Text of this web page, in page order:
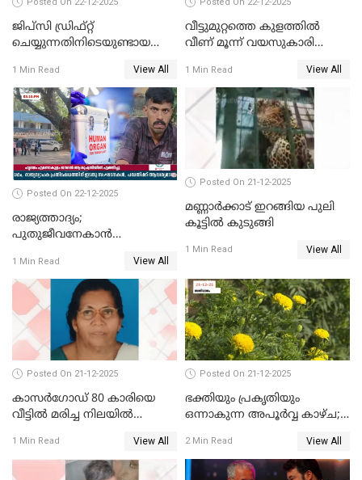
Posted On 22-12-2025
ജിപ്സി ഡ്രിഫ്റ്റ്
ചെയ്യുന്നതിനിടെയുണ്ടായ
ദാരുണാന്ത്യം; ജീപ്സി
ഓടിച്ചയാൾ അറസ്റ്റിൽ.
1 Min Read View All
Posted On 22-12-2025
വീട്ടുമുറ്റത്തെ കുളത്തിൽ
വീണ് മൂന്ന് വയസുകാരി
1 Min Read View All
Posted On 22-12-2025
രാജ്യത്താദ്യം;
പുതുജീവനേകാൻ
എറണാകുളം സർക്കാർ
ജനറൽ
ആശുപത്രിയിലെത്തിച്ചു
1 Min Read View All
Posted On 21-12-2025
മണ്ണാർക്കാട് ഇറങ്ങിയ പുലി
കൂട്ടിൽ കുടുങ്ങി
1 Min Read View All
Posted On 21-12-2025
കാസർഗോഡ് 80 കാരിയെ
വീട്ടിൽ മരിച്ച നിലയിൽ
1 Min Read View All
Posted On 21-12-2025
ഭക്തിയും പ്രകൃതിയും
ഒന്നാകുന്ന അപൂര്‍വ്വ കാഴ്ച;
കാഴ്ചാനുഭവമൊരുക്കി
ശബരീ നന്ദനം
2 Min Read View All